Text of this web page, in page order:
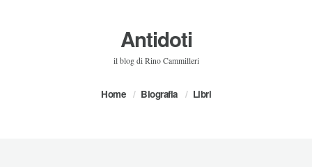
Antidoti
il blog di Rino Cammilleri
Home Biografia Libri